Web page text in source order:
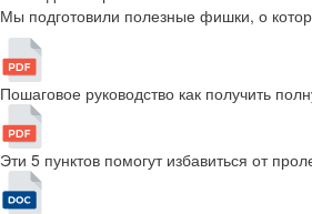
Мы подготовили полезные фишки, о
Пошаговое руководство как получить
Эти 5 пунктов помогут избавиться от